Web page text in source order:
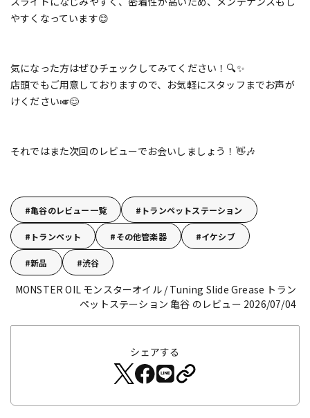
やすくなっています😊
気になった方はぜひチェックしてみてください！🔍✨
店頭でもご用意しておりますので、お気軽にスタッフまでお声が
けください🎺😊
それではまた次回のレビューでお会いしましょう！👋🎶
亀谷のレビュー一覧 トランペットステーション
トランペット その他管楽器 イケシブ
新品 渋谷
MONSTER OIL モンスターオイル / Tuning Slide Grease トラン
ペットステーション 亀谷 のレビュー 2026/07/04
シェアする